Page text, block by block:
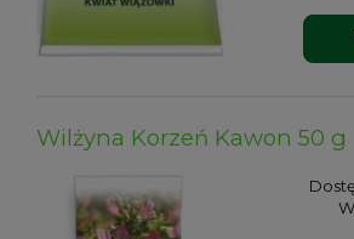
Wilżyna Korzeń Kawon 50 g